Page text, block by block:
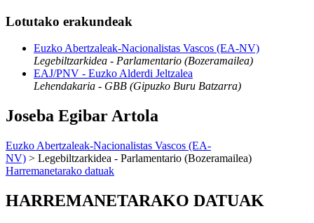
Lotutako erakundeak
Euzko Abertzaleak-Nacionalistas Vascos (EA-NV)
Legebiltzarkidea - Parlamentario (Bozeramailea)
EAJ/PNV - Euzko Alderdi Jeltzalea
Lehendakaria - GBB (Gipuzko Buru Batzarra)
Joseba Egibar Artola
Euzko Abertzaleak-Nacionalistas Vascos (EA-
NV) > Legebiltzarkidea - Parlamentario (Bozeramailea)
Harremanetarako datuak
HARREMANETARAKO DATUAK